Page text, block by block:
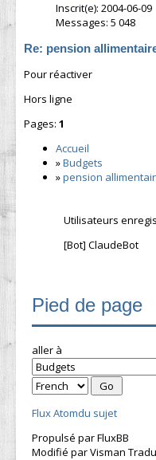
Inscrit(e): 2004-06-09
Messages: 5 048
Re: pension
Pour réactiver
Hors ligne
Pages: 1
Accueil
»Budgets
»pension
Utilisateurs
[Bot] ClaudeBot
Pied de page
aller à
Flux Atomdu sujet
Propulsé par FluxBB
Modifié par Visman